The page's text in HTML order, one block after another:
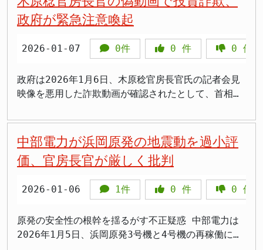
しています。ただし、5兆円規模の財源を確保するこ
とは容易ではなく、実現には相当な時間を要するとの
見方が大勢です。 実務面でも課題があります。消費
税率を変更する場合、小売店のレジシステムやインボ
が必要となります。過去の税率変更時にも同様の準備
期間が設けられており、仮に減税が決定しても実施ま
す。 国民負担と経済効果のバランス 専門家の試算に
よると、飲食料品の消費税がゼロになれば、夫婦と子
ども2人の4人世帯で家計負担は年間約6万4000円減少
します。物価高に苦しむ家計にとっては大きな支援と
なる一方、一時的な減税では消費刺激効果が限定的と
の指摘もあります。 消費税減税を実施しても、期間
のため、時限措置として始めた減税が恒久化し、社会
保障財源に恒久的な穴が開くリスクも懸念されていま
策を転換するなら、まず取り組むべきは消費税減税で
はないでしょうか。 近畿大学経済学部の村中洋介准
教授(当時の参院選についての発言)は、大阪市だけで
300億円以上のたばこ税収があることを例に、税収の
費税収は年間20兆円を超えています。この財源を国民
に還元する形での減税こそが、参院選で示された民意
掲げた消費税減税の協議を進めるべきだという声が上
がりました。しかし、自民党はこれを無視し、維新と
の連立を優先しています。維新も消費税減税には積極
的ではなく、むしろ身を切る改革を掲げるだけで、具
体的な国民負担軽減策は示していません。 参院選か
ら半年、民意は変わっていない 2025年7月の参院選
いています。国民が求めているのは、一時的な給付金
ではなく、恒久的な負担軽減である消費税減税です。
厳しくなります。 野党は強く反発 高市氏は「強い経
済」を掲げ、物価高対策を最優先と強調してきただけ
に、野党からは反発する声が上がっています。国民民
主党の玉木雄一郎代表は2026年1月11日の番組で「今
の年度内成立が難しくなります。物価高騰対策として
盛り込んださまざまな政策の成立も遅れてしまいま
政府4演説の日程提案を見送ったことについても、野
党側からの強い反発が予想されます。召集日に施政方
針演説が行われるのが慣例であり、これを見送ること
は国会軽視との批判を招く可能性があります。 外交
日程も考慮し解散表明時期を見極め 高市氏は2026年
1月13日から14日にかけて地元・奈良で、韓国の李在
17日にはイタリアのメローニ首相が来日する予定で、
今週は「外交ウイーク」となります。 高市氏は先週
なくなる」 >「整理は当然だが、もっと早くやるべき
だった」 通常国会までに第一弾の整理を実施 木原官
房長官は事務次官連絡会議で「内閣が政策課題に機動
的に対応し、司令塔機能を発揮するため、内閣官房と
は2026年1月23日に召集される通常国会までに第一弾
の会議体整理を行う見通しです。 通常国会の会期は6
度予算案や税制改正関連法案を提出し年度内の成立を
目指します。また、インテリジェンス機能を強化する
国家情報局設置法案など、政府提出法案は61本、条約
承認案は12本を予定しています。 会議体の整理は、
高市内閣が掲げる行政改革の一環として位置づけられ
ています。同じテーマを扱う複数の会議を統合した
とで、実質的な機能向上を図ります。職員の併任を減
らすことで、一つ一つの政策課題に集中できる体制を
て、多国間協力が重要であることを強調し、今後も国
際的な平和と安全の維持、さらには地球規模の課題に
取り組むことの重要性を訴えました。 多国間協力の
重要性 木原長官は「既存の国際秩序が挑戦を受け、
国間協力を通じて国際の平和と安全を実現し、維持す
ることが重要だと考えています」と述べました。ま
は欠かせないものであるとし、日本が積極的に貢献し
ていく必要性を強調しました。 アメリカの役割と今
後の連携 木原長官は、アメリカが国際社会で果たす
役割の重要性も認めつつ、「引き続きアメリカを含む
各国と連携し、国際社会の様々な課題に取り組んでい
く」と強調しました。この発言は、アメリカの政策に
する意向を示しています。 > 「多国間協力を通じて
平和と安全を維持することが、現在の国際社会にとっ
政府が緊急注意喚起
2026-01-07 0件 0 件 0 件
政府は2026年1月6日、木原稔官房長官氏の記者会見
映像を悪用した詐欺動画が確認されたとして、首相官
た。 この偽動画は人工知能技術を使って作成された
もので、政府や金融機関の監督下で誕生した安全なプ
ロジェクトと偽り、存在しないAI投資に誘導する手口
となっています。動画内で紹介されるサイトにアクセ
スすると、投資詐欺の被害に遭ったり、個人情報を盗
まれたりする恐れがあると警告されています。 巧妙
ると、この偽動画は2026年1月6日に発見されまし
た。警察庁も同日、公式Xで注意喚起を実施し、政
中部電力が浜岡原発の地震動を過小評
価、官房長官が厳しく批判
2026-01-06 1件 0 件 0 件
原発の安全性の根幹を揺るがす不正疑惑 中部電力は
2026年1月5日、浜岡原発3号機と4号機の再稼働に向